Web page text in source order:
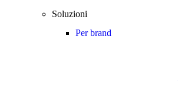
Soluzioni
Per brand